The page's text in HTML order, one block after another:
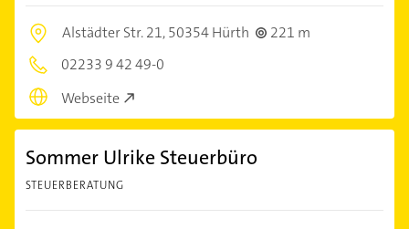
Alstädter Str. 21,50354 Hürth
221 m
02233 9 42 49-0
Webseite
Sommer Ulrike Steuerbüro
STEUERBERATUNG